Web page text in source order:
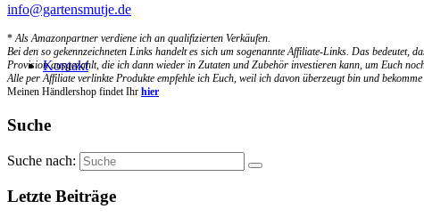
Kontakt
info@gartensmutje.de
*Als Amazonpartner verdiene ich an qualifizierten Verkäufen.
Bei den so gekennzeichneten Links handelt es sich um sogenannte Affiliate-Links. Das
Provision ausgezahlt, die ich dann wieder in Zutaten und Zubehör investieren kann, um Euch
Alle per Affiliate verlinkte Produkte empfehle ich Euch, weil ich davon überzeugt bin und
Meinen Händlershop findet Ihr hier
Suche
Suche nach:
Letzte Beiträge